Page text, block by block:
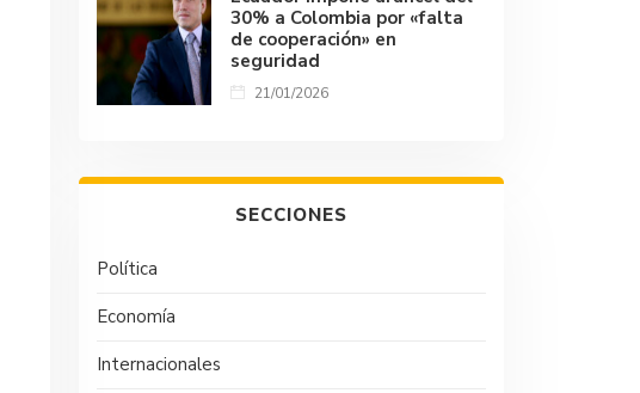
30% a Colombia por «falta
de cooperación» en
seguridad
21/01/2026
SECCIONES
Política
Economía
Internacionales